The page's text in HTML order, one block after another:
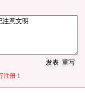
注册！